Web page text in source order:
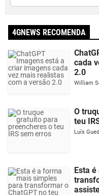
4GNEWS RECOMENDA
cada
2.0
William
O
teu
Luís
Esta